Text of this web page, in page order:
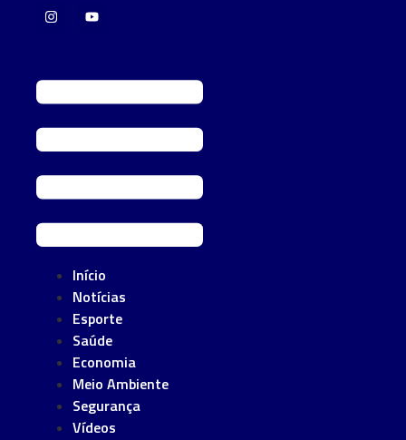
Início
Notícias
Esporte
Saúde
Economia
Meio Ambiente
Segurança
Vídeos